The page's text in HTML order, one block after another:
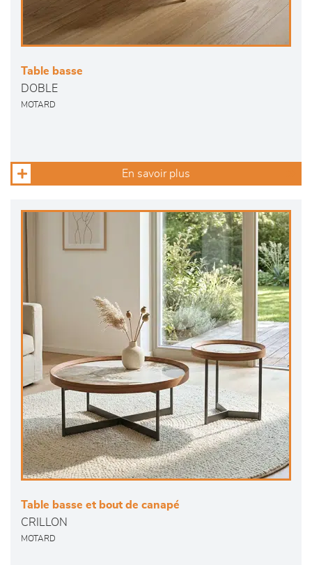
Table basse
DOBLE
MOTARD
En savoir plus
Table basse et bout de canapé
CRILLON
MOTARD